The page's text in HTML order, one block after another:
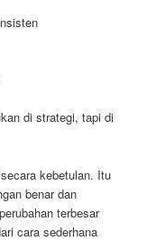
di strategi, tapi di
kebetulan. Itu
benar dan
terbesar
cara sederhana